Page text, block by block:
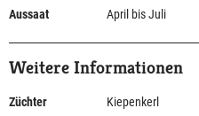
Aussaat
April bis Juli
Weitere Informationen
Züchter
Kiepenkerl